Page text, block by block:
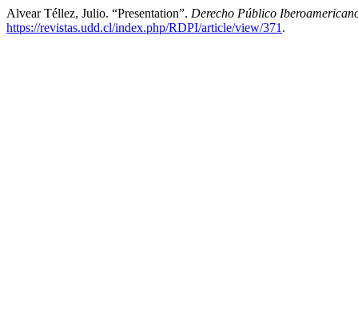
Alvear Téllez, Julio. “Presentation”. Derecho Público
https://revistas.udd.cl/index.php/RDPI/article/view/371 .